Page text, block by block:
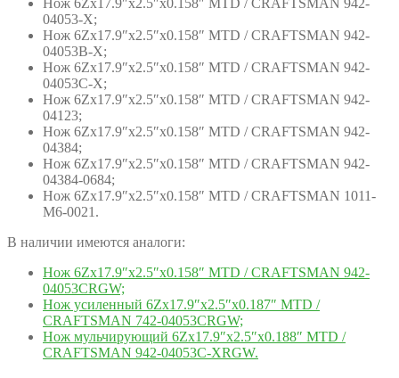
Нож 6Zх17.9″х2.5″х0.158″ MTD / CRAFTSMAN 942-
04053-X;
Нож 6Zх17.9″х2.5″х0.158″ MTD / CRAFTSMAN 942-
04053B-X;
Нож 6Zх17.9″х2.5″х0.158″ MTD / CRAFTSMAN 942-
04053C-X;
Нож 6Zх17.9″х2.5″х0.158″ MTD / CRAFTSMAN 942-
04123;
Нож 6Zх17.9″х2.5″х0.158″ MTD / CRAFTSMAN 942-
04384;
Нож 6Zх17.9″х2.5″х0.158″ MTD / CRAFTSMAN 942-
04384-0684;
Нож 6Zх17.9″х2.5″х0.158″ MTD / CRAFTSMAN 1011-
M6-0021.
В наличии имеются аналоги:
Нож 6Zх17.9″х2.5″х0.158″ MTD / CRAFTSMAN 942-
04053CRGW;
Нож усиленный 6Zх17.9″х2.5″х0.187″ MTD /
CRAFTSMAN 742-04053CRGW;
Нож мульчирующий 6Zх17.9″х2.5″х0.188″ MTD /
CRAFTSMAN 942-04053C-XRGW.